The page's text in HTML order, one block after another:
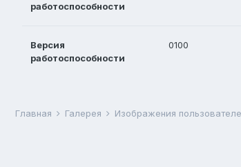
работоспособности
Версия
работоспособности
0100
Главная Галерея Изображения